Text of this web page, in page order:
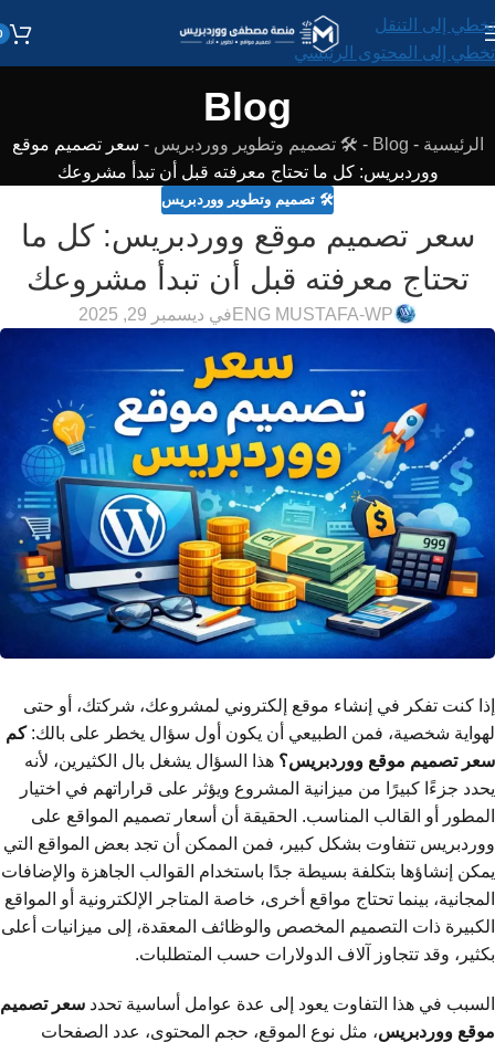
تخطي إلى التنقل
تخطي إلى المحتوى الرئيسي
Blog
الرئيسية -
Blog
- 🛠️ تصميم وتطوير ووردبريس - سعر تصميم موقع
ووردبريس: كل ما تحتاج معرفته قبل أن تبدأ مشروعك
🛠️ تصميم وتطوير ووردبريس
سعر تصميم موقع ووردبريس: كل ما
تحتاج معرفته قبل أن تبدأ مشروعك
ENG MUSTAFA-WP في ديسمبر 29, 2025
إذا كنت تفكر في إنشاء موقع إلكتروني لمشروعك، شركتك، أو حتى
لهواية شخصية، فمن الطبيعي أن يكون أول سؤال يخطر على بالك:كم
سعر تصميم موقع ووردبريس؟ هذا السؤال يشغل بال الكثيرين، لأنه
يحدد جزءًا كبيرًا من ميزانية المشروع ويؤثر على قراراتهم في اختيار
المطور أو القالب المناسب. الحقيقة أن أسعار تصميم المواقع على
ووردبريس تتفاوت بشكل كبير، فمن الممكن أن تجد بعض المواقع التي
يمكن إنشاؤها بتكلفة بسيطة جدًا باستخدام القوالب الجاهزة والإضافات
المجانية، بينما تحتاج مواقع أخرى، خاصة المتاجر الإلكترونية أو المواقع
الكبيرة ذات التصميم المخصص والوظائف المعقدة، إلى ميزانيات أعلى
بكثير، وقد تتجاوز آلاف الدولارات حسب المتطلبات.
السبب في هذا التفاوت يعود إلى عدة عوامل أساسية تحدد سعر تصميم
موقع ووردبريس، مثل نوع الموقع، حجم المحتوى، عدد الصفحات